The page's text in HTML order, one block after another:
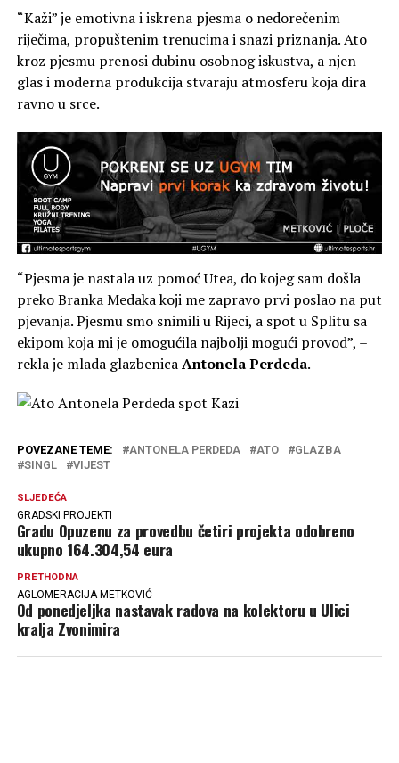
“Kaži” je emotivna i iskrena pjesma o nedorečenim
riječima, propuštenim trenucima i snazi priznanja. Ato
kroz pjesmu prenosi dubinu osobnog iskustva, a njen
glas i moderna produkcija stvaraju atmosferu koja dira
ravno u srce.
“Pjesma je nastala uz pomoć Utea, do kojeg sam došla
preko Branka Medaka koji me zapravo prvi poslao na put
pjevanja. Pjesmu smo snimili u Rijeci, a spot u Splitu sa
ekipom koja mi je omogućila najbolji mogući provod”, –
rekla je mlada glazbenicaAntonela Perdeda.
POVEZANE TEME: ANTONELA PERDEDA ATO
GLAZBA
SINGL
VIJEST
SLJEDEĆA
GRADSKI PROJEKTI
Gradu Opuzenu za provedbu četiri projekta odobreno
ukupno 164.304,54 eura
PRETHODNA
AGLOMERACIJA METKOVIĆ
Od ponedjeljka nastavak radova na kolektoru u Ulici
kralja Zvonimira